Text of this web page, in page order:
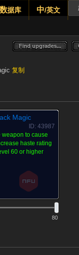
数据库 中/英文
Find upgrades...
Find upgrades...
复制
Magic
ID: 43987
weapon to cause
haste rating
60 or higher
80